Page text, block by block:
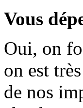
Vous
Oui, on
on est
de nos